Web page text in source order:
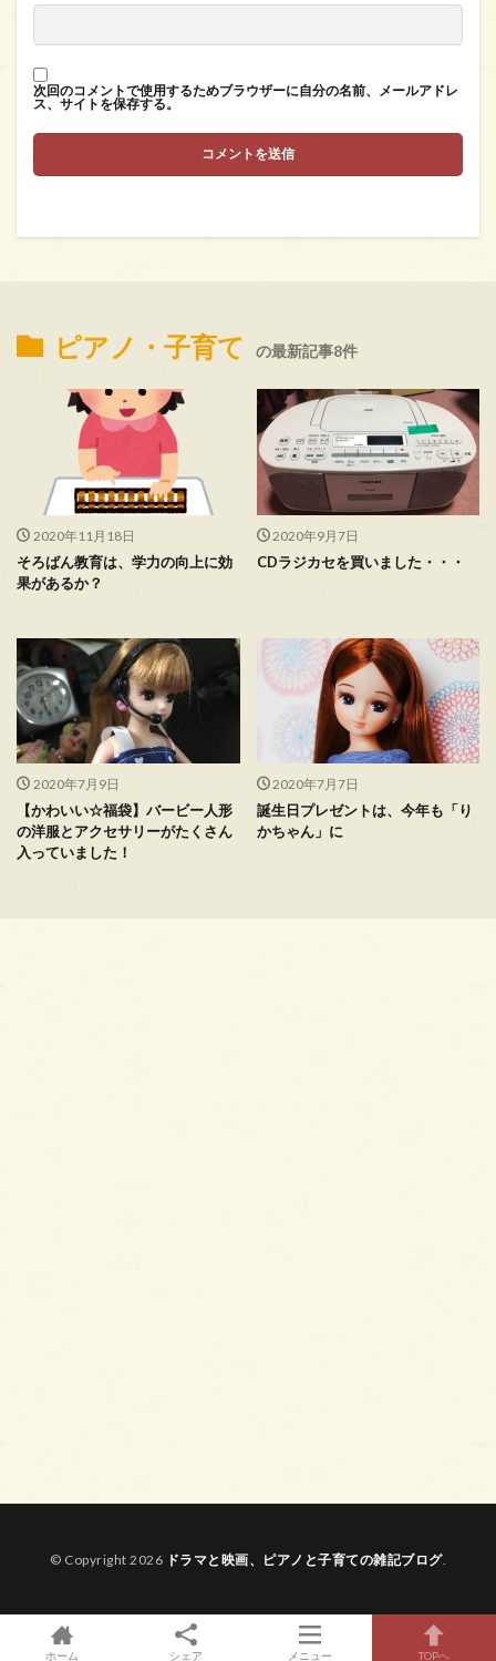
次回のコメントで使用するためブラウザーに自分の名前、メールアドレ
ス、サイトを保存する。
ピアノ・子育て の最新記事8件
2020年11月18日
そろばん教育は、学力の向上に効
果があるか？
2020年9月7日
CDラジカセを買いました・・・
2020年7月9日
【かわいい☆福袋】バービー人形
の洋服とアクセサリーがたくさん
入っていました！
2020年7月7日
誕生日プレゼントは、今年も「り
かちゃん」に
© Copyright 2026 ドラマと映画、ピアノと子育ての雑記ブログ.
ホーム シェア メニュー TOPへ